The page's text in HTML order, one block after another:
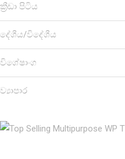
ක්‍රීඩා පිටිය
දේශීය/විදේශීය
විශේෂාංග
ව්‍යාපාර